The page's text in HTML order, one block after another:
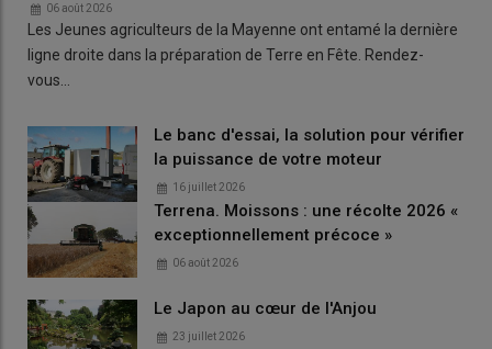
06 août 2026
Les Jeunes agriculteurs de la Mayenne ont entamé la dernière
ligne droite dans la préparation de Terre en Fête. Rendez-
vous…
Le banc d'essai, la solution pour vérifier
la puissance de votre moteur
16 juillet 2026
Terrena. Moissons : une récolte 2026 «
exceptionnellement précoce »
06 août 2026
Le Japon au cœur de l'Anjou
23 juillet 2026